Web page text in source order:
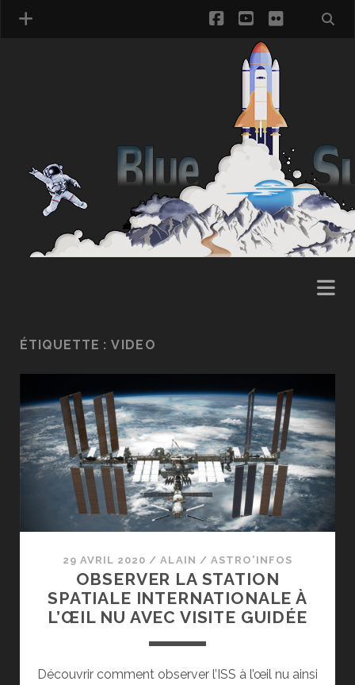
facebook
youtube
flickr
ÉTIQUETTE :VIDEO
29 AVRIL 2020 /ALAIN / ASTRO'INFOS
OBSERVER LA STATION
SPATIALE INTERNATIONALE À
L’ŒIL NU AVEC VISITE GUIDÉE
Découvrir comment observer l’ISS à l’œil nu ainsi